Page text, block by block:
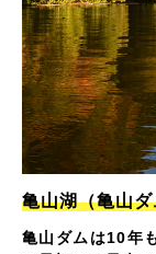
亀山湖（亀山
亀山ダムは10年